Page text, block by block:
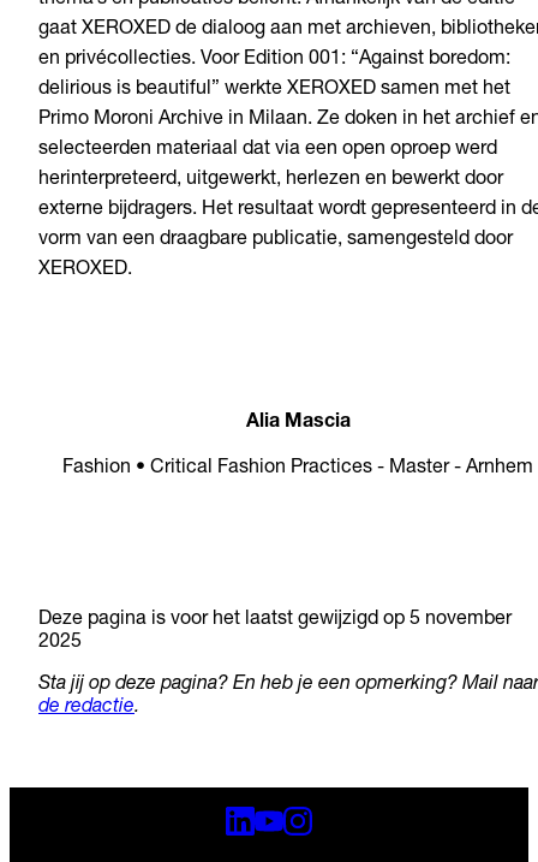
gaat XEROXED de dialoog aan met archieven,
en privécollecties. Voor Edition 001: “Against boredom:
delirious is beautiful” werkte XEROXED samen met het
Primo Moroni Archive in Milaan. Ze doken in het archief
selecteerden materiaal dat via een open oproep werd
herinterpreteerd, uitgewerkt, herlezen en bewerkt door
externe bijdragers. Het resultaat wordt gepresenteerd in
vorm van een draagbare publicatie, samengesteld door
XEROXED.
Alia Mascia
Fashion • Critical Fashion Practices - Master - Arnhem
Deze pagina is voor het laatst gewijzigd op 5 november
2025
Sta jij op deze pagina? En heb je een opmerking? Mail naar
de redactie.